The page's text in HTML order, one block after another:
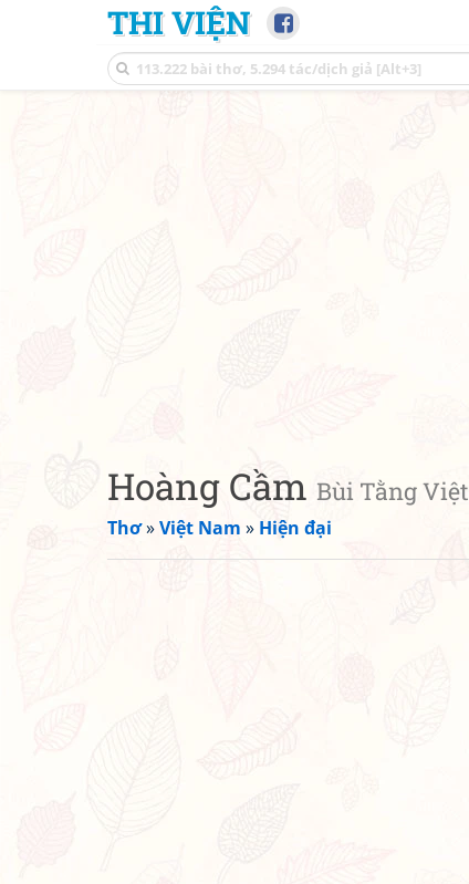
THI VIỆN
Hoàng Cầm Bùi Tằng Việt
Thơ»Việt Nam » Hiện đại